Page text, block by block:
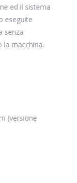
ed il sistema
eseguite
senza
la macchina.
(versione